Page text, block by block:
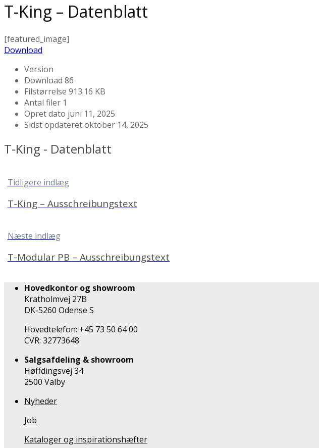
T-King – Datenblatt
[featured_image]
Download
Version
Download 86
Filstørrelse 913.16 KB
Antal filer 1
Opret dato juni 11, 2025
Sidst opdateretoktober 14, 2025
T-King - Datenblatt
Tidligere indlæg
T-King – Ausschreibungstext
Næste indlæg
T-Modular PB – Ausschreibungstext
Hovedkontor og showroom
Kratholmvej 27B
DK-5260 Odense S
Hovedtelefon: +45 73 50 64 00
CVR: 32773648
Salgsafdeling & showroom
Høffdingsvej 34
2500 Valby
Nyheder
Job
Kataloger og inspirationshæfter